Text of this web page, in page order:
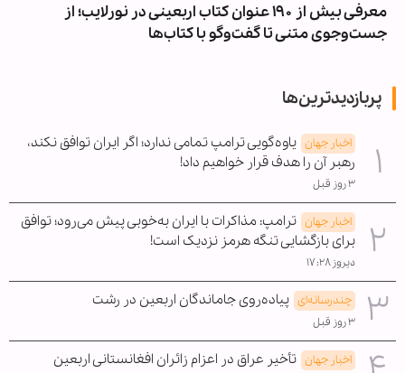
معرفی بیش از ۱۹۰ عنوان کتاب اربعینی در نورلایب؛ از
جست‌وجوی متنی تا گفت‌وگو با کتاب‌ها
پربازدیدترین‌ها
اخبار جهان یاوه‌گویی ترامپ تمامی ندارد؛ اگر ایران توافق نکند،
رهبر آن را هدف قرار خواهیم داد!
۳ روز قبل
اخبار جهان ترامپ: مذاکرات با ایران به‌خوبی پیش می‌رود؛ توافق
برای بازگشایی تنگه هرمز نزدیک است!
دیروز ۱۷:۲۸
چندرسانه‌ای پیاده‌روی جاماندگان اربعین در رشت
۳ روز قبل
اخبار جهان تأخیر عراق در اعزام زائران افغانستانی اربعین